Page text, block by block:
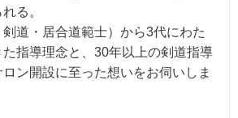
る。
道・居合道範士）から3代にわた
指導理念と、30年以上の剣道指導
ン開設に至った想いをお伺いしま